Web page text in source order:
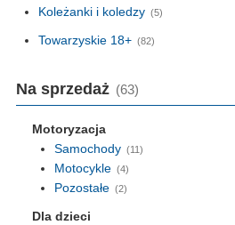
Koleżanki i koledzy (5)
Towarzyskie 18+ (82)
Na sprzedaż (63)
Motoryzacja
Samochody (11)
Motocykle (4)
Pozostałe (2)
Dla dzieci